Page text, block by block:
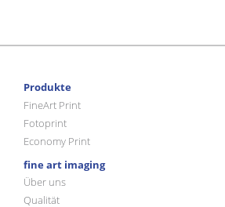
Produkte
FineArt Print
Fotoprint
Economy Print
fine art imaging
Über uns
Qualität